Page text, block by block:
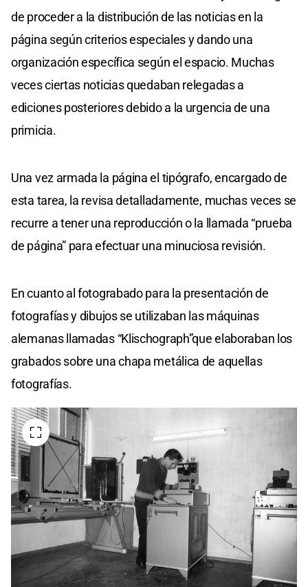
de proceder a la distribución de las noticias en la
página según criterios especiales y dando una
organización específica según el espacio. Muchas
veces ciertas noticias quedaban relegadas a
ediciones posteriores debido a la urgencia de una
primicia.
Una vez armada la página el tipógrafo, encargado de
esta tarea, la revisa detalladamente, muchas veces se
recurre a tener una reproducción o la llamada “prueba
de página” para efectuar una minuciosa revisión.
En cuanto al fotograbado para la presentación de
fotografías y dibujos se utilizaban las máquinas
alemanas llamadas “Klischograph”que elaboraban los
grabados sobre una chapa metálica de aquellas
fotografías.